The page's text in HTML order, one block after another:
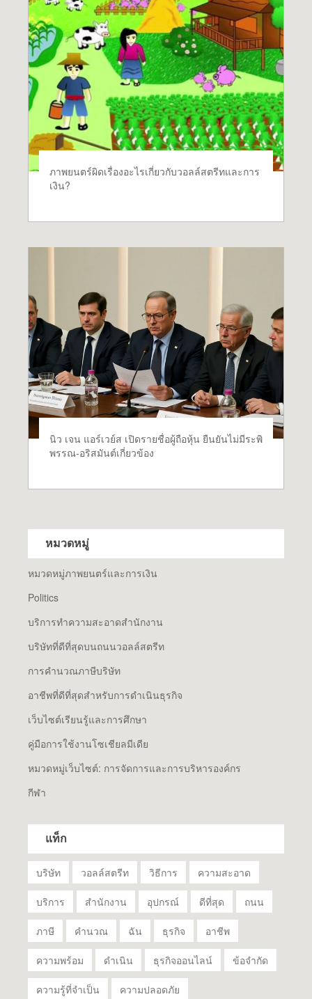
ภาพยนตร์ผิดเรื่องอะไรเกี่ยวกับวอลล์สตรีทและการ
เงิน?
นิว เจน แอร์เวย์ส เปิดรายชื่อผู้ถือหุ้น ยืนยันไม่มีระพิ
พรรณ-อริสมันต์เกี่ยวข้อง
หมวดหมู่
หมวดหมู่ภาพยนตร์และการเงิน
Politics
บริการทำความสะอาดสำนักงาน
บริษัทที่ดีที่สุดบนถนนวอลล์สตรีท
การคำนวณภาษีบริษัท
อาชีพที่ดีที่สุดสำหรับการดำเนินธุรกิจ
เว็บไซต์เรียนรู้และการศึกษา
คู่มือการใช้งานโซเชียลมีเดีย
หมวดหมู่เว็บไซต์: การจัดการและการบริหารองค์กร
กีฬา
แท็ก
บริษัท วอลล์สตรีท วิธีการ ความสะอาด
บริการ สำนักงาน อุปกรณ์ ดีที่สุด ถนน
ภาษี คำนวณ ฉัน ธุรกิจ อาชีพ
ความพร้อม ดำเนิน ธุรกิจออนไลน์ ข้อจำกัด
ความรู้ที่จำเป็น ความปลอดภัย